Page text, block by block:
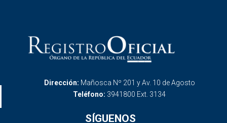
Dirección: Mañosca Nº 201 y Av. 10 de Agosto
Teléfono: 3941800 Ext. 3134
SÍGUENOS